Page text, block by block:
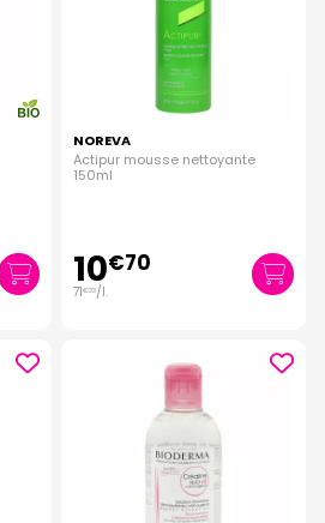
NOREVA
Actipur mousse nettoyante
150ml
10€70
71€33/l.